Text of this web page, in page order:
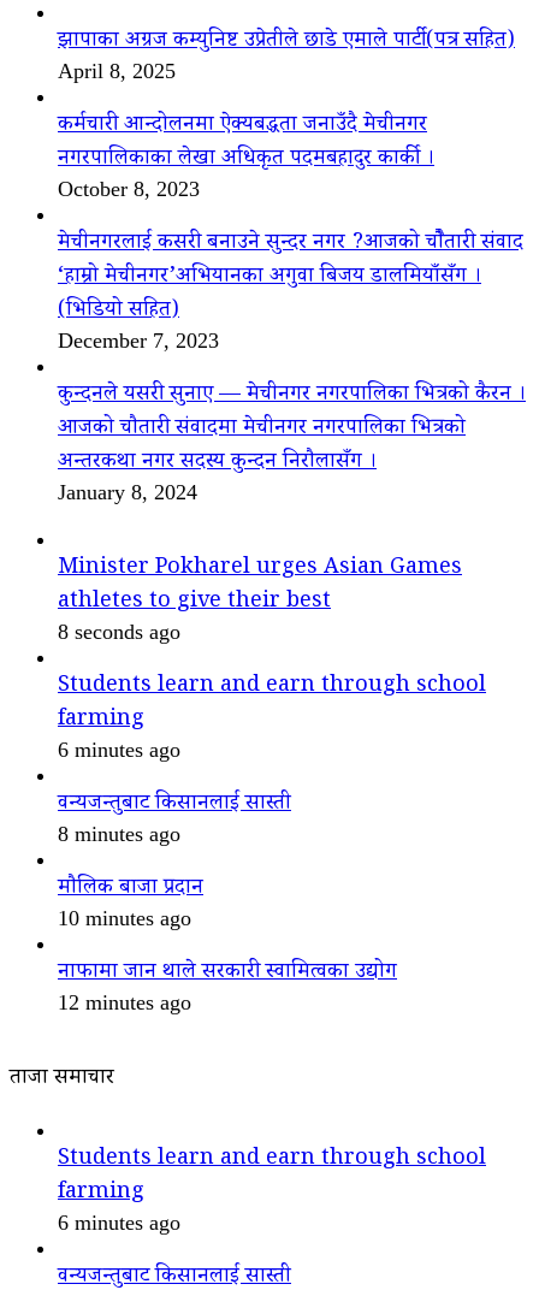
झापाका अग्रज कम्युनिष्ट उप्रेतीले छाडे एमाले पार्टी(पत्र सहित)
April 8, 2025
कर्मचारी आन्दोलनमा ऐक्यबद्धता जनाउँदै मेचीनगर
नगरपालिकाका लेखा अधिकृत पदमबहादुर कार्की ।
October 8, 2023
मेचीनगरलाई कसरी बनाउने सुन्दर नगर ?आजको चौैतारी संवाद
‘हाम्रो मेचीनगर’अभियानका अगुवा बिजय डालमियाँसँग ।
(भिडियो सहित)
December 7, 2023
कुन्दनले यसरी सुनाए — मेचीनगर नगरपालिका भित्रको कैरन ।
आजको चौतारी संवादमा मेचीनगर नगरपालिका भित्रको
अन्तरकथा नगर सदस्य कुन्दन निरौलासँग ।
January 8, 2024
Minister Pokharel urges Asian Games
athletes to give their best
8 seconds ago
Students learn and earn through school
farming
6 minutes ago
वन्यजन्तुबाट किसानलाई सास्ती
8 minutes ago
मौलिक बाजा प्रदान
10 minutes ago
नाफामा जान थाले सरकारी स्वामित्वका उद्योग
12 minutes ago
ताजा समाचार
Students learn and earn through school
farming
6 minutes ago
वन्यजन्तुबाट किसानलाई सास्ती